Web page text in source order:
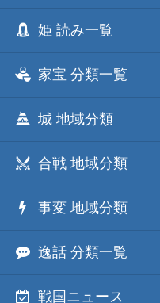
姫 読み一覧
家宝 分類一覧
城 地域分類
合戦 地域分類
事変 地域分類
逸話 分類一覧
戦国ニュース